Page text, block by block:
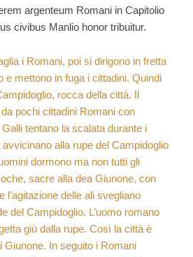
argenteum Romani in Capitolio
civibus Manlio honor tribuitur.
i Romani, poi si dirigono in fretta
e mettono in fuga i cittadini. Quindi
rocca della città. Il
pochi cittadini Romani con
tentano la scalata durante i
alla rupe del Campidoglio
dormono ma non tutti gli
sacre alla dea Giunone, con
l’agitazione delle ali svegliano
del Campidoglio. L’uomo romano
giù dalla rupe. Così la città è
Giunone. In seguito i Romani